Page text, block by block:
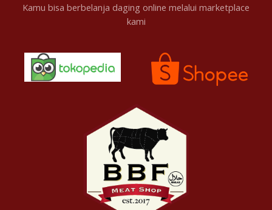
Kamu bisa berbelanja daging online melalui marketplace
kami